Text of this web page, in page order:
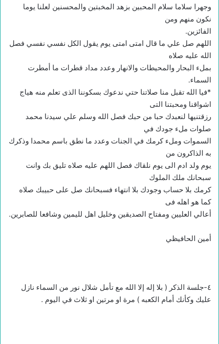
وجهرا سلاما سلام المحبين بزهد المخبتين والمحسنين لعلنا يوما
نكون منهم ومن
الفائزين.
اللهم صل علي ما قال امتى امتى يوم يقول الكل نفسي نفسي فصل
الله عليه صلاه
بملء البحار والمحيطات والانهار وعدد مداد قطرات ما أمطرت
السماء.
*فيا الله تقبل منا صلاتنا حتي ندعوك بسكوننا الذى تعلم منه هياج
اشواقنا ومحبتنا التى
رزقتنيها لنعبدك حبا من حبك فصل الله وسلم علي سيدنا محمد
صلوات ملء جودك في
السموات وملء كرمك في الجنات وعدد ما نطق باسم محمدا وذكرك
به الذاكرون من
يوم ولد ادم الى يوم نلقاك فصل اللهم عليه صلاه تليق بك وانت
سبحانك ملك الملوك
كرمك بلا حساب وجودك بلا انتهاء فسبحانك صل على حبيبك صلاه
كما هو اهله فى
أعالي العليين ومفتاح الصديقين وخليل اهل لليمين وشافعا للصابرين.
أمين الحافيظي
٤-جلسة الذكر ( بلا إله إلا الله مع تأمل شلال نور من السماء نازل
عليك وكأنك أمام الكعبه ) مرة او مرتين او ثلاث في اليوم .